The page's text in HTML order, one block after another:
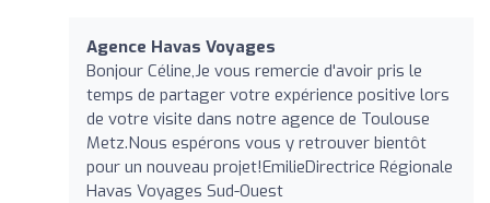
Agence Havas Voyages
Bonjour Céline,Je vous remercie d'avoir pris le
temps de partager votre expérience positive lors
de votre visite dans notre agence de Toulouse
Metz.Nous espérons vous y retrouver bientôt
pour un nouveau projet!EmilieDirectrice Régionale
Havas Voyages Sud-Ouest